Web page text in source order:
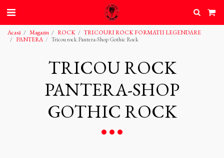
Acasă Magazin ROCK
TRICOURI ROCK FORMATII LEGENDARE
PANTERA
Tricou rock Pantera-Shop Gothic Rock
TRICOU ROCK
PANTERA-SHOP
GOTHIC ROCK